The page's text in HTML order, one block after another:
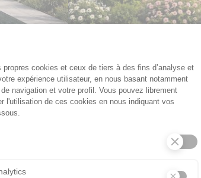
de Gestion du
propres cookies et ceux de tiers à des fins d’analyse et
expérience utilisateur, en nous basant notamment
navigation et votre profil. Vous pouvez librement
l'utilisation de ces cookies en nous indiquant vos